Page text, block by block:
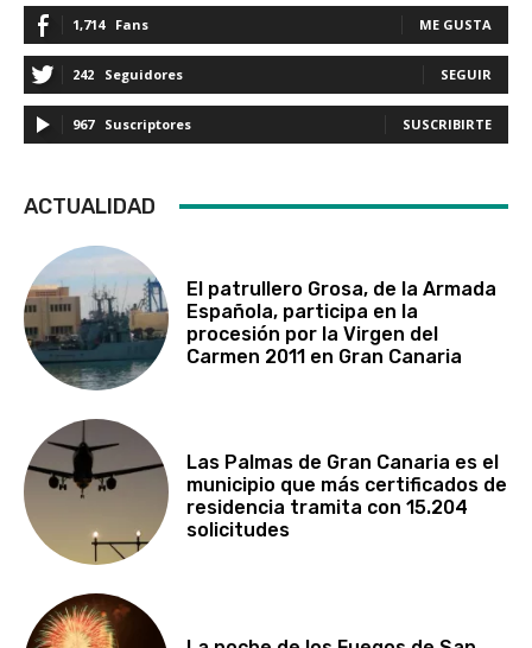
1,714 Fans ME GUSTA
242 Seguidores SEGUIR
967 Suscriptores SUSCRIBIRTE
ACTUALIDAD
El patrullero Grosa, de la Armada
Española, participa en la
procesión por la Virgen del
Carmen 2011 en Gran Canaria
Las Palmas de Gran Canaria es el
municipio que más certificados de
residencia tramita con 15.204
solicitudes